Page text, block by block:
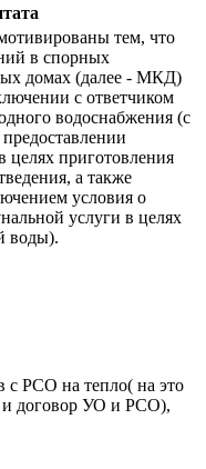
тем, что
в спорных
домах (далее - МКД)
с ответчиком
водоснабжения (с
целях приготовления
а также
условия о
услуги в целях
воды).
с РСО на тепло( на это
и договор УО и РСО),